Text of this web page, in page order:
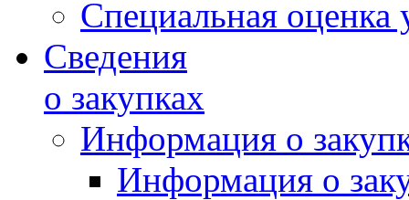
Специальная оценка
Сведения
о закупках
Информация о
Информация о